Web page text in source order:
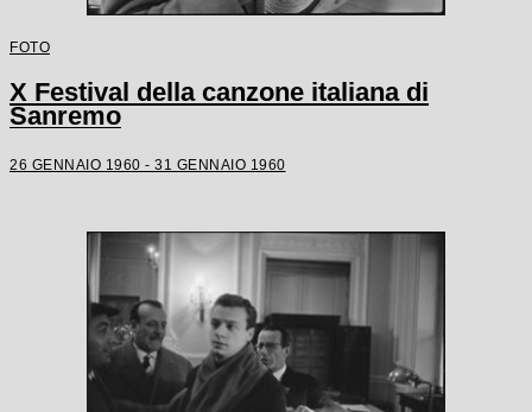
FOTO
X Festival della canzone italiana di
Sanremo
26 GENNAIO 1960 - 31 GENNAIO 1960